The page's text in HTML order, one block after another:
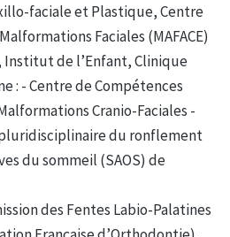
faciale et Plastique, Centre
Faciales (MAFACE)
Institut de l’Enfant, Clinique
: - Centre de Compétences
Cranio-Faciales -
du ronflement
du sommeil (SAOS) de
des Fentes Labio-Palatines